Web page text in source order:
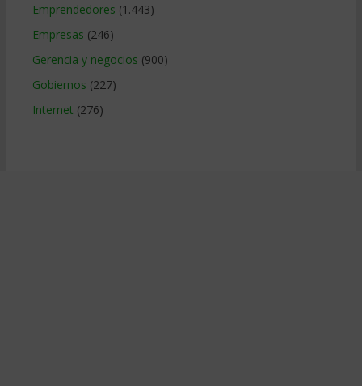
Emprendedores (1.443)
Empresas (246)
Gerencia y negocios (900)
Gobiernos (227)
Internet (276)